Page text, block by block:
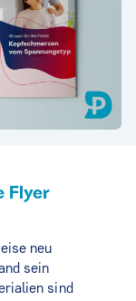
Flyer
neu
sein
sind